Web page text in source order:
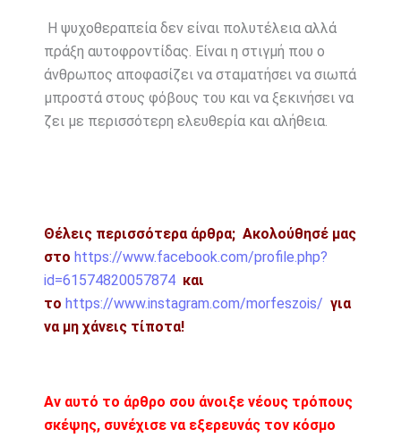
Η ψυχοθεραπεία δεν είναι πολυτέλεια αλλά
πράξη αυτοφροντίδας. Είναι η στιγμή που ο
άνθρωπος αποφασίζει να σταματήσει να σιωπά
μπροστά στους φόβους του και να ξεκινήσει να
ζει με περισσότερη ελευθερία και αλήθεια.
Θέλεις περισσότερα άρθρα; Ακολούθησέ μας
στο https://www.facebook.com/profile.php?
id=61574820057874 και
το https://www.instagram.com/morfeszois/ για
να μη χάνεις τίποτα!
Αν αυτό το άρθρο σου άνοιξε νέους τρόπους
σκέψης, συνέχισε να εξερευνάς τον κόσμο